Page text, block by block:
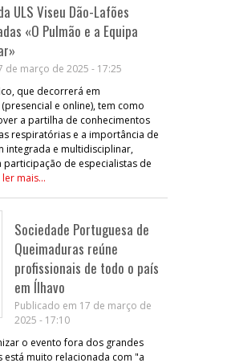
ULS Viseu Dão-Lafões
«O Pulmão e a Equipa
de março de 2025 - 17:25
que decorrerá em
e online), tem como
a partilha de conhecimentos
respiratórias e a importância de
integrada e multidisciplinar,
participação de especialistas de
ler mais...
Sociedade Portuguesa de
Queimaduras reúne
profissionais de todo o país
em Ílhavo
Publicado em 17 de março de
2025 - 17:10
o evento fora dos grandes
está muito relacionada com "a